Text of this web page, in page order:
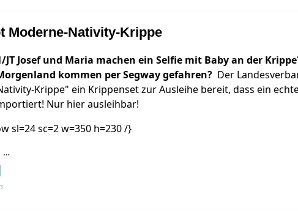
Moderne-Nativity-Krippe
JT Josef und Maria machen ein Selfie mit Baby an der
kommen per Segway gefahren? Der
Krippe" ein Krippenset zur Ausleihe bereit, dass ein
Nur hier ausleihbar!
sl=24 sc=2 w=350 h=230 /}
…